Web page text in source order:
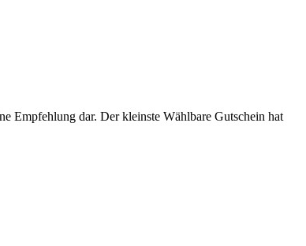
Empfehlung dar. Der kleinste Wählbare Gutschein hat